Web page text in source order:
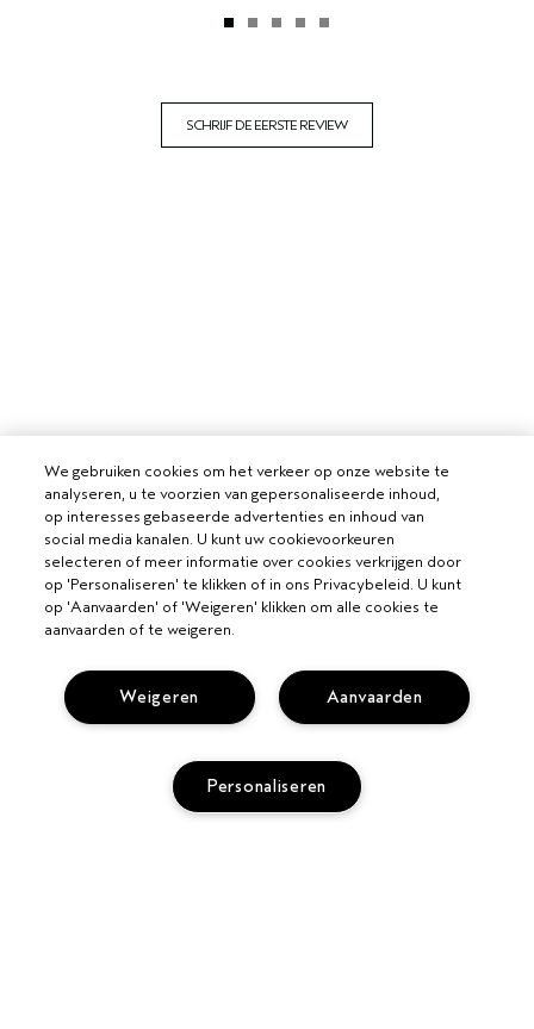
SCHRIJF DE EERSTE REVIEW
VOOR PROFESSIONALS
WORD EEN AVEDA SALON
We gebruiken cookies om het verkeer op onze website te
analyseren, u te voorzien van gepersonaliseerde inhoud,
op interesses gebaseerde advertenties en inhoud van
social media kanalen. U kunt uw cookievoorkeuren
selecteren of meer informatie over cookies verkrijgen door
op 'Personaliseren' te klikken of in ons Privacybeleid. U kunt
op 'Aanvaarden' of 'Weigeren' klikken om alle cookies te
aanvaarden of te weigeren.
Aanvaarden
Weigeren
Personaliseren